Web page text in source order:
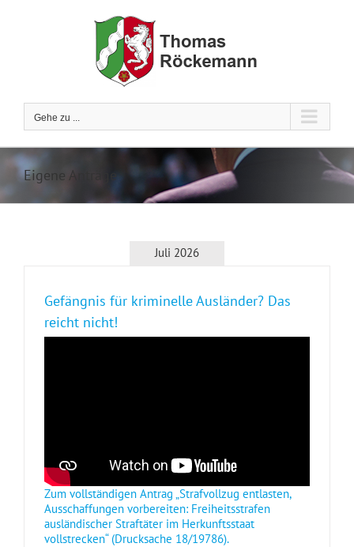
Gehe zu ...
Eigene Anträge
Juli 2026
Gefängnis für kriminelle Ausländer? Das
reicht nicht!
Zum vollständigen Antrag „Strafvollzug entlasten,
Ausschaffungen vorbereiten: Freiheitsstrafen
ausländischer Straftäter im Herkunftsstaat
vollstrecken“ (Drucksache 18/19786).